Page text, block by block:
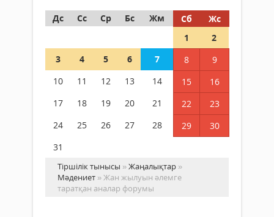
Дс
Сс Ср Бс Жм Сб
Жс
1
2
3
4 5 6 7 8
9
10
11 12 13 14 15
16
17
18 19 20 21 22
23
24
25 26 27 28 29
30
31
Тіршілік тынысы »Жаңалықтар »
Мәдениет » Жан жылуын әлемге
таратқан аналар форумы